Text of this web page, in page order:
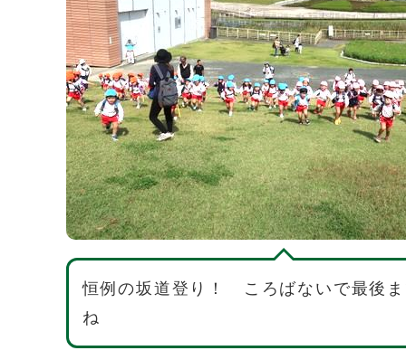
恒例の坂道登り！ ころばないで最後
ね